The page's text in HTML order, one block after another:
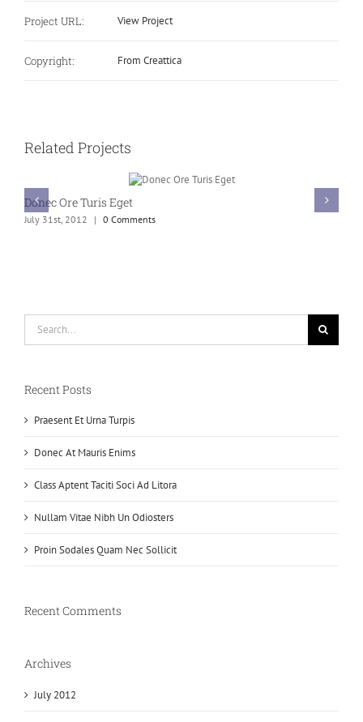
Project URL: View Project
Copyright: From Creattica
Related Projects
Donec Ore Turis Eget
July 31st, 2012 | 0 Comments
Recent Posts
Praesent Et Urna Turpis
Donec At Mauris Enims
Class Aptent Taciti Soci Ad Litora
Nullam Vitae Nibh Un Odiosters
Proin Sodales Quam Nec Sollicit
Recent Comments
Archives
July 2012